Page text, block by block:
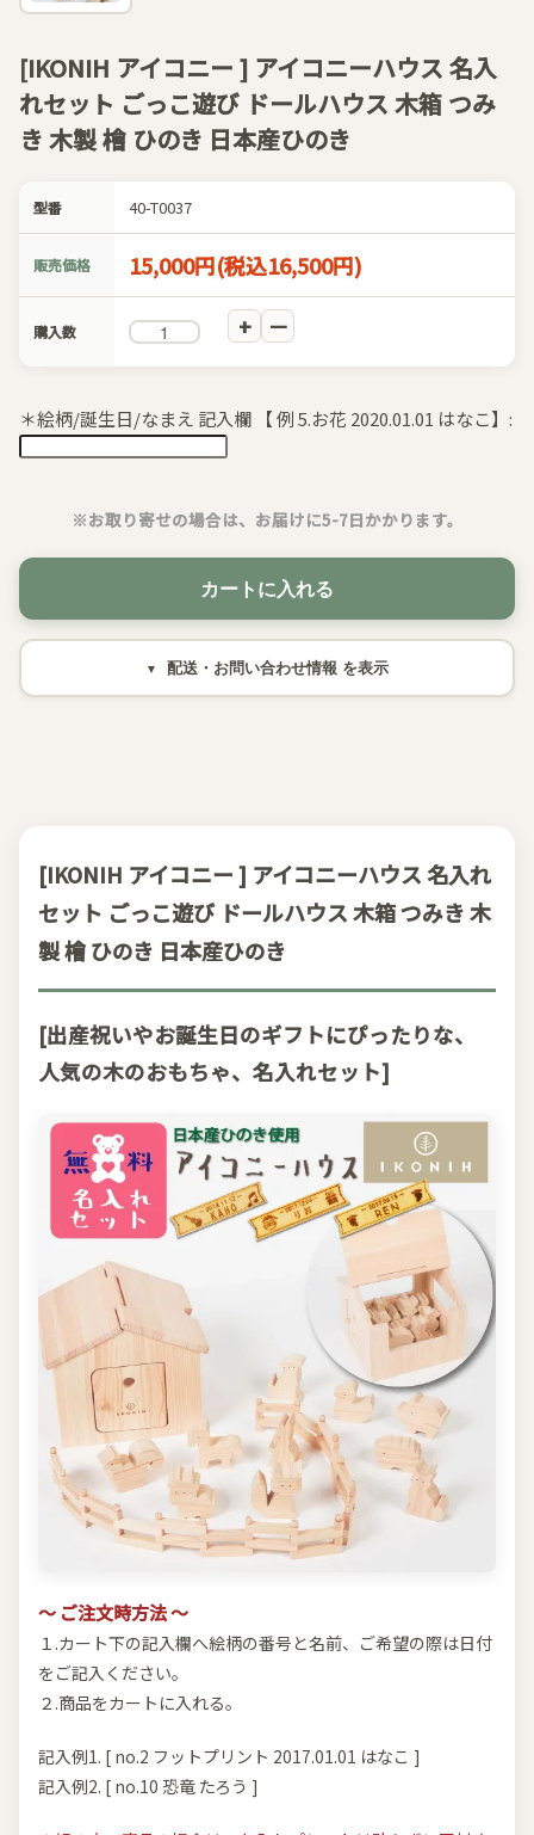
[IKONIH アイコニー ] アイコニーハウス 名入
れセット ごっこ遊び ドールハウス 木箱 つみ
き 木製 檜 ひのき 日本産ひのき
型番 40-T0037
販売価格 15,000円(税込16,500円)
購入数
＊絵柄/誕生日/なまえ 記入欄 【 例 5.お花 2020.01.01 はなこ】:
※お取り寄せの場合は、お届けに5-7日かかります。
カートに入れる
配送・お問い合わせ情報
[IKONIH アイコニー ] アイコニーハウス 名入れ
セット ごっこ遊び ドールハウス 木箱 つみき 木
製 檜 ひのき 日本産ひのき
[出産祝いやお誕生日のギフトにぴったりな、
人気の木のおもちゃ、名入れセット]
～ ご注文時方法 ～
１.カート下の記入欄へ絵柄の番号と名前、ご希望の際は日付
をご記入ください。
２.商品をカートに入れる。
記入例1. [ no.2 フットプリント 2017.01.01 はなこ ]
記入例2. [ no.10 恐竜 たろう ]